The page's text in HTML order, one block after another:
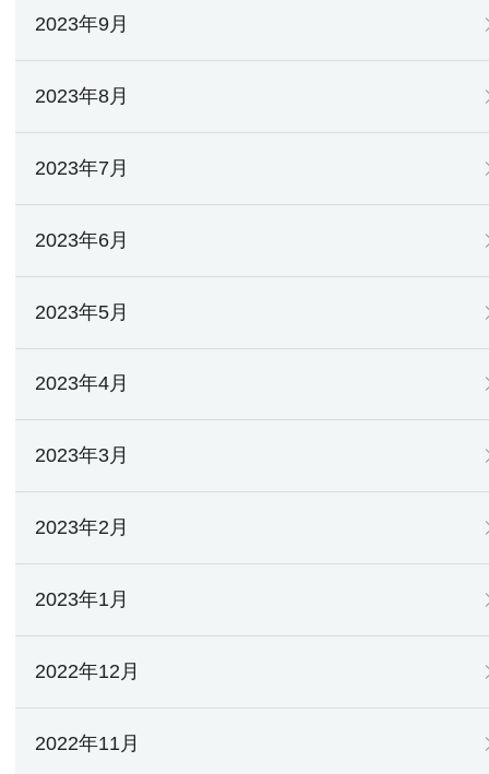
2023年9月
2023年8月
2023年7月
2023年6月
2023年5月
2023年4月
2023年3月
2023年2月
2023年1月
2022年12月
2022年11月